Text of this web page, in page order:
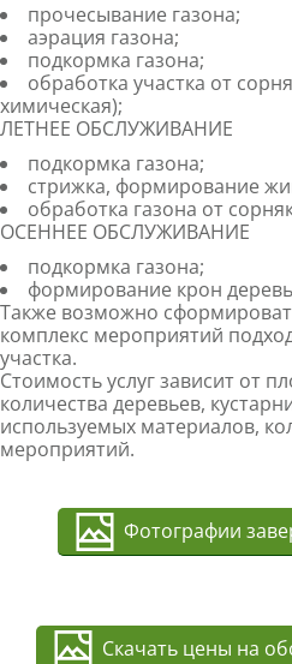
прочесывание газона;
аэрация газона;
подкормка газона;
обработка участка от
химическая);
ЛЕТНЕЕ ОБСЛУЖИВАНИЕ
подкормка газона;
стрижка, формирование
обработка газона от
ОСЕННЕЕ ОБСЛУЖИВАНИЕ
подкормка газона;
формирование крон
Также возможно
комплекс мероприятий
участка.
Стоимость услуг зависит от
количества деревьев,
используемых материалов,
мероприятий.
Фотографии
Скачать цены на